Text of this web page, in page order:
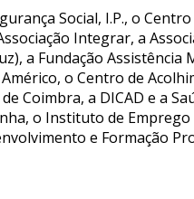
Social, I.P., o
Integrar, a
a Fundação Assistência
o Centro de
Coimbra, a DICAD e a
o Instituto de Emprego
e Formação